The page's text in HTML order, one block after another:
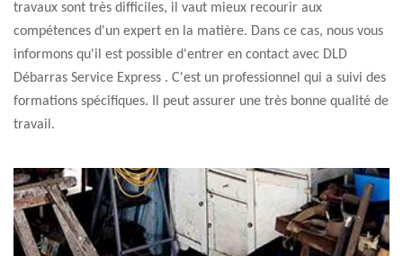
travaux sont très difficiles, il vaut mieux recourir aux
compétences d'un expert en la matière. Dans ce cas, nous vous
informons qu'il est possible d'entrer en contact avec DLD
Débarras Service Express . C'est un professionnel qui a suivi des
formations spécifiques. Il peut assurer une très bonne qualité de
travail.